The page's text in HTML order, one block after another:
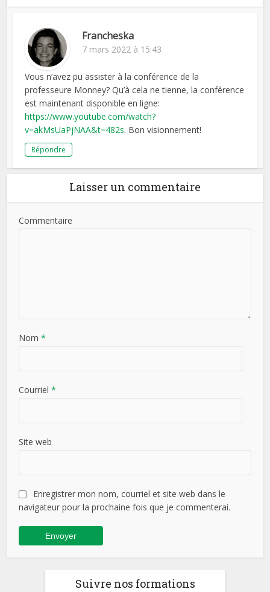
Francheska
7 mars 2022 à 15:43
Vous n’avez pu assister à la conférence de la
professeure Monney? Qu’à cela ne tienne, la conférence
est maintenant disponible en ligne:
https://www.youtube.com/watch?
v=akMsUaPjNAA&t=482s. Bon visionnement!
Répondre
Laisser un commentaire
Commentaire
Nom*
Courriel*
Site web
Enregistrer mon nom, courriel et site web dans le
navigateur pour la prochaine fois que je commenterai.
Suivre nos formations